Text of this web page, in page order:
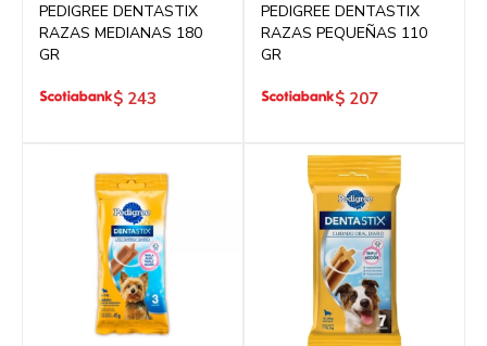
PEDIGREE DENTASTIX
RAZAS MEDIANAS 180
GR
$ 243
PEDIGREE DENTASTIX
RAZAS PEQUEÑAS 110
GR
$ 207